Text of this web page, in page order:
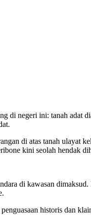
di negeri ini: tanah adat
di atas tanah ulayat
kini seolah hendak
di kawasan
historis dan